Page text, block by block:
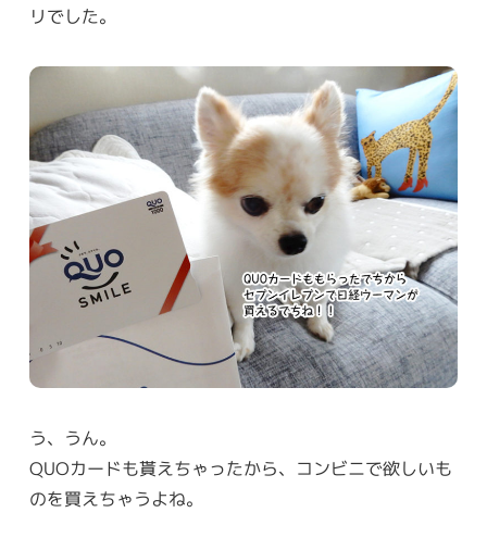
リでした。
う、うん。
QUOカードも貰えちゃったから、コンビニで欲しいも
のを買えちゃうよね。